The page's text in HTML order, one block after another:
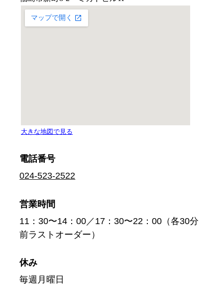
電話番号
024-523-2522
営業時間
11：30〜14：00／17：30〜22：00（各30分
前ラストオーダー）
休み
毎週月曜日